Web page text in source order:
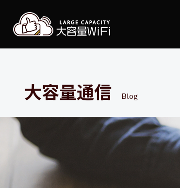
大容量通信 Blog